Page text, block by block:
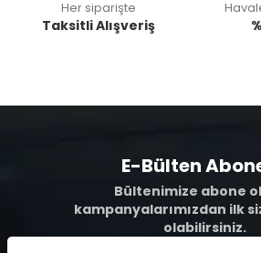
Her siparişte
Taksitli Alışveriş
E-Bülten
Bültenimize abone
kampanyalarımızdan ilk
olabilirsiniz.